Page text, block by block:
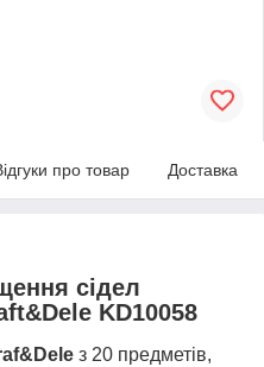
про товар Доставка
сідел
KD10058
з 20 предметів,